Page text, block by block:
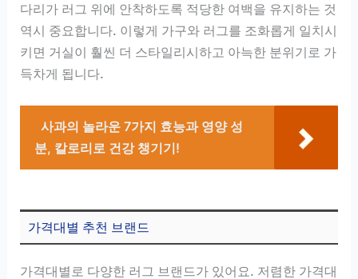
다리가 러그 위에 안착하도록 적당한 여백을 유지하는 것
역시 중요합니다. 이렇게 가구와 러그를 조화롭게 일치시
키면 거실이 훨씬 더 스타일리시하고 아늑한 분위기로 가
득차게 됩니다.
사과의 놀라운 7가지 효능과 영양 성
분, 칼로리로 건강 챙기기!
가격대별 추천 브랜드
가격대별로 다양한 러그 브랜드가 있어요. 저렴한 가격대